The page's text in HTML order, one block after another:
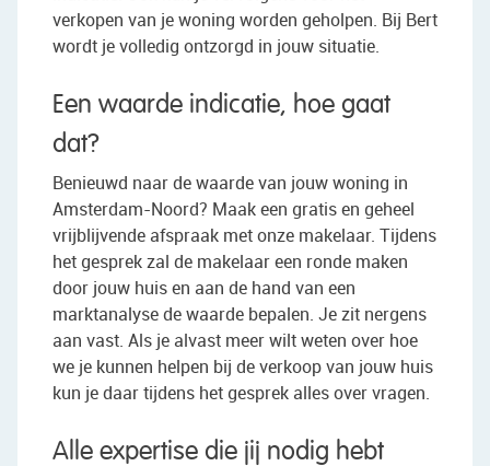
verkopen van je woning worden geholpen. Bij Bert
wordt je volledig ontzorgd in jouw situatie.
Een waarde indicatie, hoe gaat
dat?
Benieuwd naar de waarde van jouw woning in
Amsterdam-Noord? Maak een gratis en geheel
vrijblijvende afspraak met onze makelaar. Tijdens
het gesprek zal de makelaar een ronde maken
door jouw huis en aan de hand van een
marktanalyse de waarde bepalen. Je zit nergens
aan vast. Als je alvast meer wilt weten over hoe
we je kunnen helpen bij de verkoop van jouw huis
kun je daar tijdens het gesprek alles over vragen.
Alle expertise die jij nodig hebt